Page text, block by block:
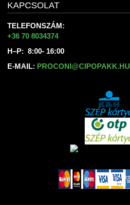
KAPCSOLAT
TELEFONSZÁM:
+36 70 8034374
H–P: 8:00- 16:00
E-MAIL: PROCONI@CIPOPAKK.HU